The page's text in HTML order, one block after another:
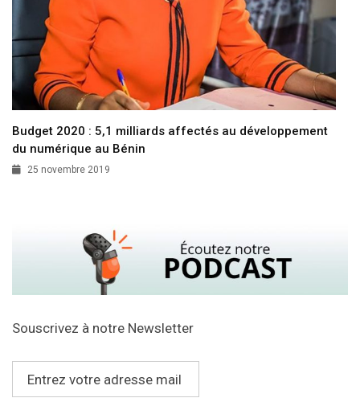
Budget 2020 : 5,1 milliards affectés au développement
du numérique au Bénin
25 novembre 2019
Souscrivez à notre Newsletter